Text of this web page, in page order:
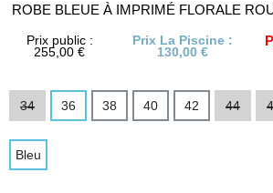
ROBE BLEUE À IMPRIMÉ FLORALE
Prix public :
255,00 €
Prix La Piscine :
130,00 €
34 36 38 40 42 44
Bleu